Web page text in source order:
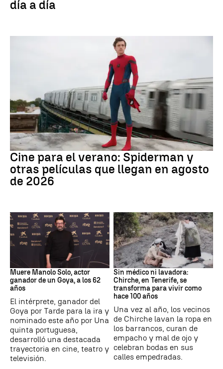
día a día
Cine
Cine para el verano: Spiderman y
otras películas que llegan en agosto
de 2026
Actor
Muere Manolo Solo, actor
ganador de un Goya, a los 62
años
El intérprete, ganador del
Goya por Tarde para la ira y
nominado este año por Una
quinta portuguesa,
desarrolló una destacada
trayectoria en cine, teatro y
televisión.
Canarias
Sin médico ni lavadora:
Chirche, en Tenerife, se
transforma para vivir como
hace 100 años
Una vez al año, los vecinos
de Chirche lavan la ropa en
los barrancos, curan de
empacho y mal de ojo y
celebran bodas en sus
calles empedradas.